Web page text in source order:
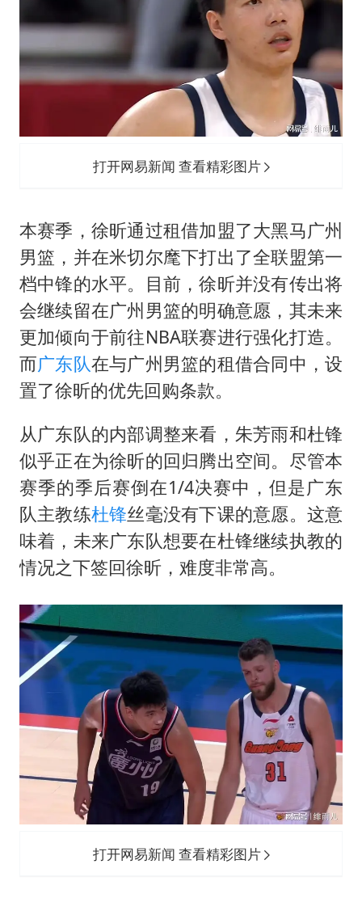
打开网易新闻 查看精彩图片
本赛季，徐昕通过租借加盟了大黑马广州
男篮，并在米切尔麾下打出了全联盟第一
档中锋的水平。目前，徐昕并没有传出将
会继续留在广州男篮的明确意愿，其未来
更加倾向于前往NBA联赛进行强化打造。
而广东队在与广州男篮的租借合同中，设
置了徐昕的优先回购条款。
从广东队的内部调整来看， 朱芳雨和杜锋
似乎正在为徐昕的回归腾出空间。尽管本
赛季的季后赛倒在1/4决赛中，但是广东
队主教练杜锋丝毫没有下课的意愿。这意
味着，未来广东队想要在杜锋继续执教的
情况之下签回徐昕，难度非常高。
打开网易新闻 查看精彩图片